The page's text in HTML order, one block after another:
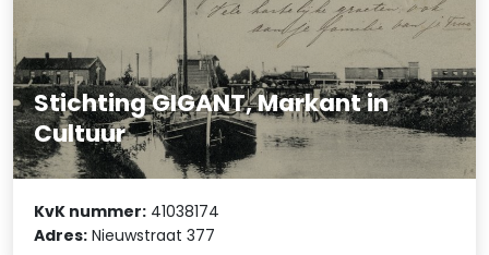
Stichting GIGANT, Markant in
Cultuur
KvK nummer: 41038174
Adres: Nieuwstraat 377